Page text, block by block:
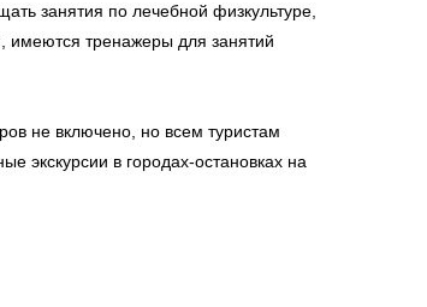
занятия по лечебной физкультуре,
имеются тренажеры для занятий
не включено, но всем туристам
экскурсии в городах-остановках на